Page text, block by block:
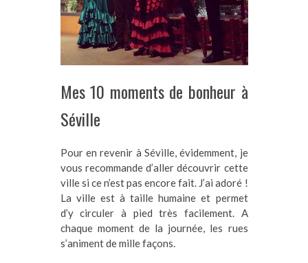
Mes 10 moments de bonheur à
Séville
Pour en revenir à Séville, évidemment, je
vous recommande d’aller découvrir cette
ville si ce n’est pas encore fait. J’ai adoré !
La ville est à taille humaine et permet
d’y circuler à pied très facilement. A
chaque moment de la journée, les rues
s’animent de mille façons.